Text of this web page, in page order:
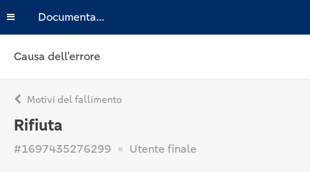
Documentazione
Causa dell’errore
Motivi del fallimento
Rifiuta
#1697435276299 Utente finale